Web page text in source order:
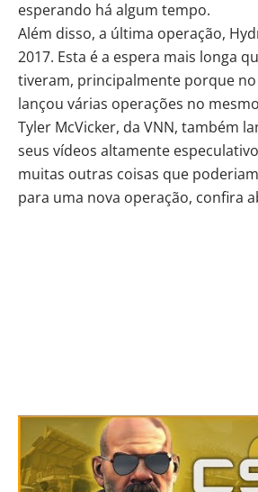
esperando há algum tempo.
Além disso, a última operação,
2017. Esta é a espera mais longa
tiveram, principalmente porque no
lançou várias operações no
Tyler McVicker, da VNN, também
seus vídeos altamente
muitas outras coisas que
para uma nova operação, confira